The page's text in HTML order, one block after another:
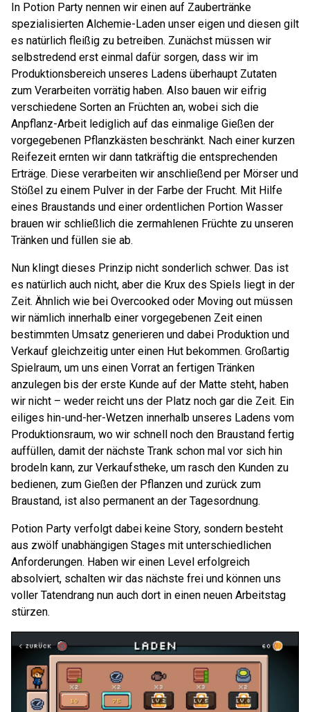
In Potion Party nennen wir einen auf Zaubertränke
spezialisierten Alchemie-Laden unser eigen und diesen gilt
es natürlich fleißig zu betreiben. Zunächst müssen wir
selbstredend erst einmal dafür sorgen, dass wir im
Produktionsbereich unseres Ladens überhaupt Zutaten
zum Verarbeiten vorrätig haben. Also bauen wir eifrig
verschiedene Sorten an Früchten an, wobei sich die
Anpflanz-Arbeit lediglich auf das einmalige Gießen der
vorgegebenen Pflanzkästen beschränkt. Nach einer kurzen
Reifezeit ernten wir dann tatkräftig die entsprechenden
Erträge. Diese verarbeiten wir anschließend per Mörser und
Stößel zu einem Pulver in der Farbe der Frucht. Mit Hilfe
eines Braustands und einer ordentlichen Portion Wasser
brauen wir schließlich die zermahlenen Früchte zu unseren
Tränken und füllen sie ab.
Nun klingt dieses Prinzip nicht sonderlich schwer. Das ist
es natürlich auch nicht, aber die Krux des Spiels liegt in der
Zeit. Ähnlich wie bei Overcooked oder Moving out müssen
wir nämlich innerhalb einer vorgegebenen Zeit einen
bestimmten Umsatz generieren und dabei Produktion und
Verkauf gleichzeitig unter einen Hut bekommen. Großartig
Spielraum, um uns einen Vorrat an fertigen Tränken
anzulegen bis der erste Kunde auf der Matte steht, haben
wir nicht – weder reicht uns der Platz noch gar die Zeit. Ein
eiliges hin-und-her-Wetzen innerhalb unseres Ladens vom
Produktionsraum, wo wir schnell noch den Braustand fertig
auffüllen, damit der nächste Trank schon mal vor sich hin
brodeln kann, zur Verkaufstheke, um rasch den Kunden zu
bedienen, zum Gießen der Pflanzen und zurück zum
Braustand, ist also permanent an der Tagesordnung.
Potion Party verfolgt dabei keine Story, sondern besteht
aus zwölf unabhängigen Stages mit unterschiedlichen
Anforderungen. Haben wir einen Level erfolgreich
absolviert, schalten wir das nächste frei und können uns
voller Tatendrang nun auch dort in einen neuen Arbeitstag
stürzen.